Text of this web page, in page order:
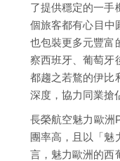
了提供穩定的一手
個旅客都有心目中
也包裝更多元豐富
察西班牙、葡萄牙
都趨之若鶩的伊比
深度，協力同業搶
長榮航空魅力歐洲
團率高，且以「魅
言，魅力歐洲的西